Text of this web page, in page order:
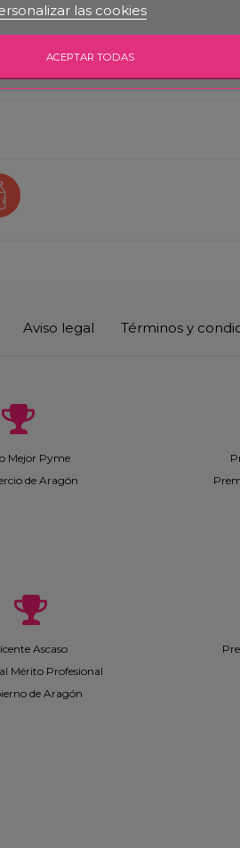
mantequilla , agua, azúcar,
Aviso legal Términos y
Mejor Pyme
de Aragón
Ascaso
Mérito Profesional
de Aragón
las cookies
ACEPTAR TODAS